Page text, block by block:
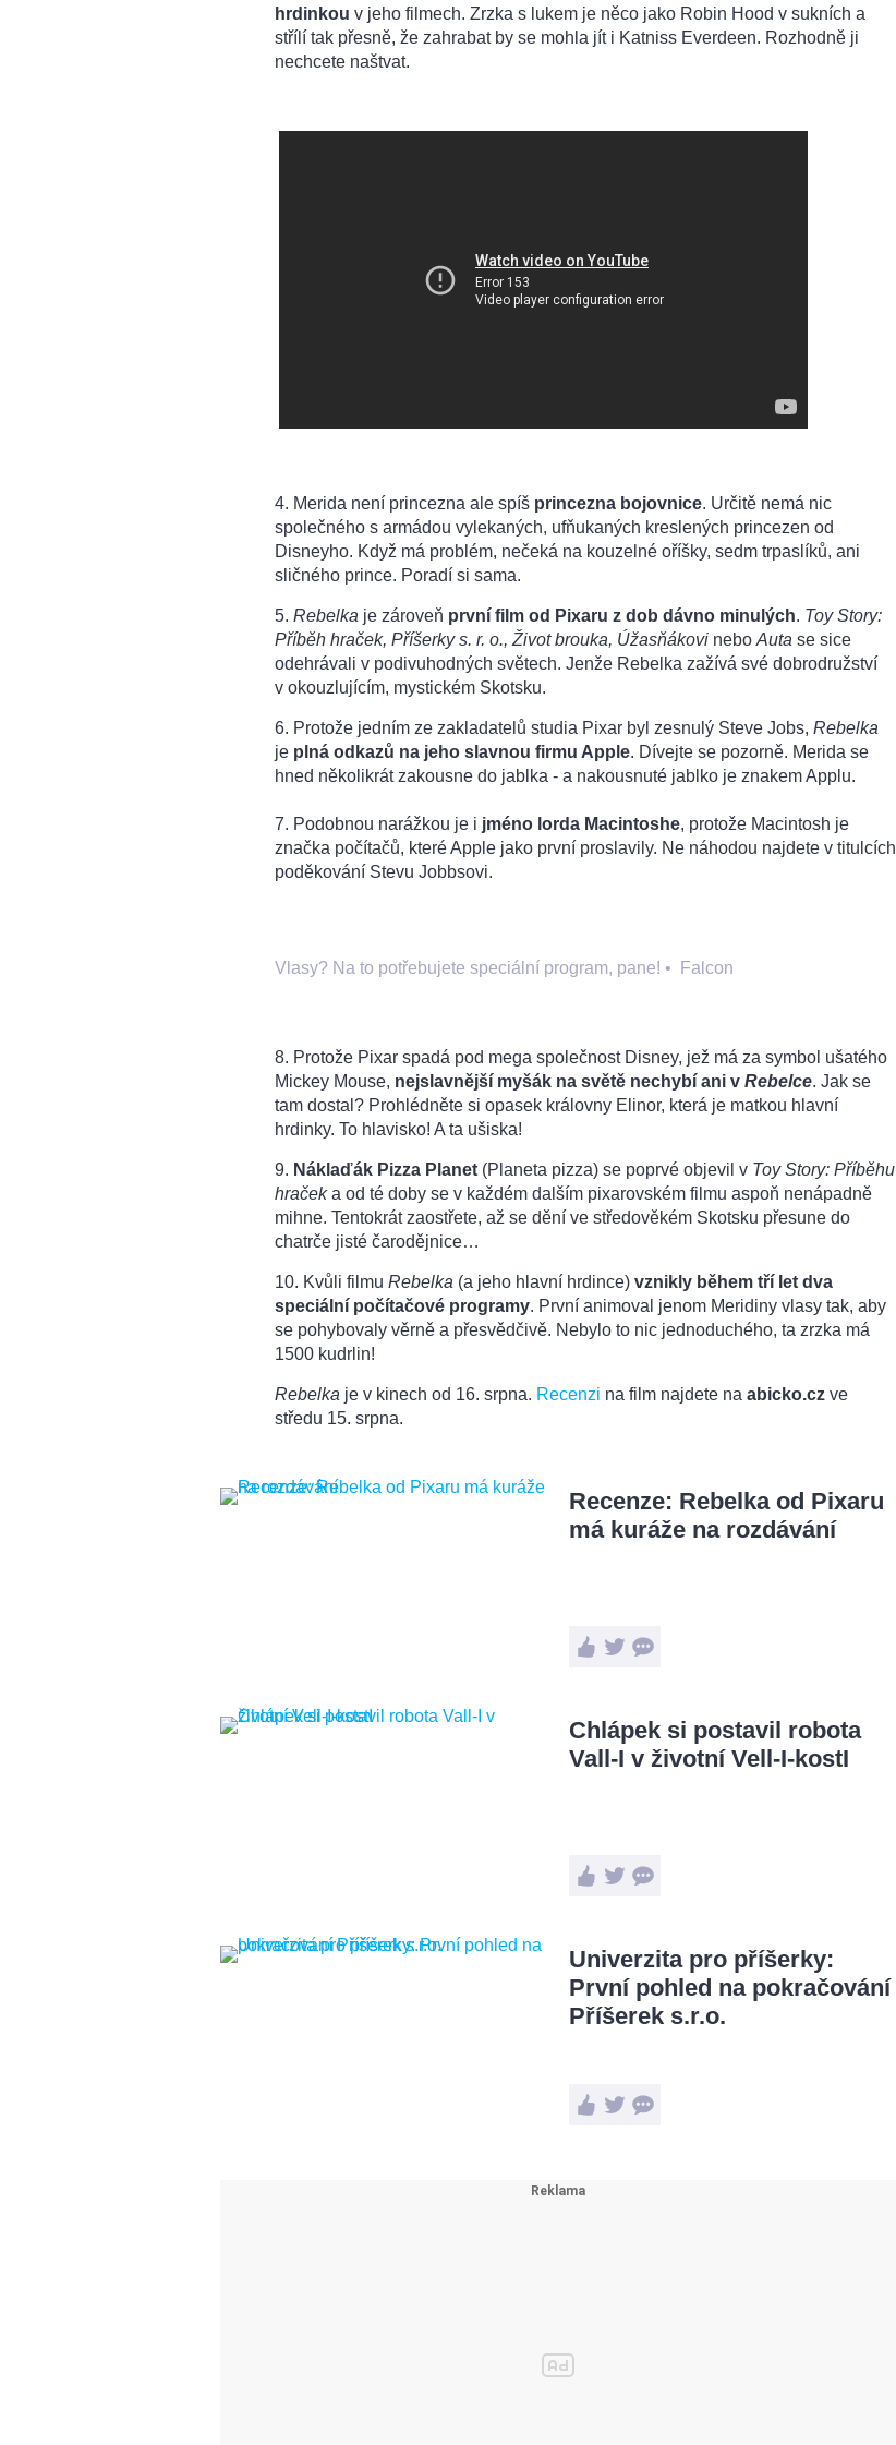
hrdinkou v jeho filmech. Zrzka s lukem je něco jako Robin Hood v sukních a
střílí tak přesně, že zahrabat by se mohla jít i Katniss Everdeen. Rozhodně ji
nechcete naštvat.
4. Merida není princezna ale spíš princezna bojovnice. Určitě nemá nic
společného s armádou vylekaných, ufňukaných kreslených princezen od
Disneyho. Když má problém, nečeká na kouzelné oříšky, sedm trpaslíků, ani
sličného prince. Poradí si sama.
5. Rebelka je zároveň první film od Pixaru z dob dávno minulých. Toy Story:
Příběh hraček, Příšerky s. r. o., Život brouka, Úžasňákovi nebo Auta se sice
odehrávali v podivuhodných světech. Jenže Rebelka zažívá své dobrodružství
v okouzlujícím, mystickém Skotsku.
6. Protože jedním ze zakladatelů studia Pixar byl zesnulý Steve Jobs, Rebelka
je plná odkazů na jeho slavnou firmu Apple. Dívejte se pozorně. Merida se
hned několikrát zakousne do jablka - a nakousnuté jablko je znakem Applu.
7. Podobnou narážkou je i jméno lorda Macintoshe, protože Macintosh je
značka počítačů, které Apple jako první proslavily. Ne náhodou najdete v titulcích
poděkování Stevu Jobbsovi.
Vlasy? Na to potřebujete speciální program, pane! • Falcon
8. Protože Pixar spadá pod mega společnost Disney, jež má za symbol ušatého
Mickey Mouse, nejslavnější myšák na světě nechybí ani v Rebelce. Jak se
tam dostal? Prohlédněte si opasek královny Elinor, která je matkou hlavní
hrdinky. To hlavisko! A ta ušiska!
9. Náklaďák Pizza Planet (Planeta pizza) se poprvé objevil v Toy Story: Příběhu
hračeka od té doby se v každém dalším pixarovském filmu aspoň nenápadně
mihne. Tentokrát zaostřete, až se dění ve středověkém Skotsku přesune do
chatrče jisté čarodějnice…
10. Kvůli filmu Rebelka (a jeho hlavní hrdince) vznikly během tří let dva
speciální počítačové programy. První animoval jenom Meridiny vlasy tak, aby
se pohybovaly věrně a přesvědčivě. Nebylo to nic jednoduchého, ta zrzka má
1500 kudrlin!
Rebelka je v kinech od 16. srpna. Recenzi na film najdete na abicko.cz ve
středu 15. srpna.
Recenze: Rebelka od Pixaru
má kuráže na rozdávání
Chlápek si postavil robota
Vall-I v životní Vell-I-kostI
Univerzita pro příšerky:
První pohled na pokračování
Příšerek s.r.o.